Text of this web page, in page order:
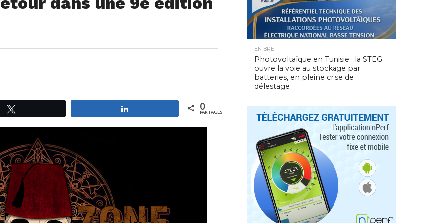
0
PARTAGES
EN BREF
Photovoltaïque en Tunisie : la STEG
ouvre la voie au stockage par
batteries, en pleine crise de
délestage